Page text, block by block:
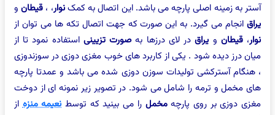
آستر به زمینه اصلی پارچه می باشد. این اتصال به کمکنوار، ، قیطانو
یراق انجام می گیرد. به این صورت که جهت اتصال تکه ها می توان از
نوار،قیطان و یراقدر لای درزها بهصورت تزیینی استفاده نمود تا از
میان درز دیده شود . یکی از کاربرد های خوب مغزی دوزی در سوزندوزی
، هنگام آسترکشی تولیدات سوزن دوزی شده می باشد و عمدتا پارچه
های مخمل و ترمه را شامل می شود. در تصویر زیر نمونه ای از دوخت
مغزی دوزی بر روی پارچهمخمل را می بینید که توسط نعیمه منزهاز